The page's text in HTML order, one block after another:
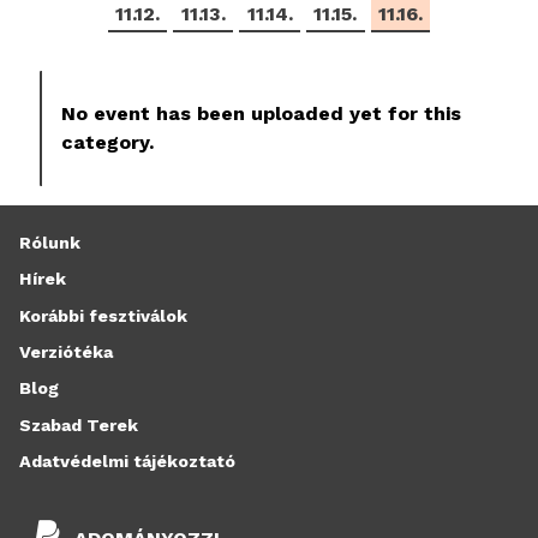
11.12.
11.13. 11.14. 11.15. 11.16.
No event has been uploaded yet for this
category.
Rólunk
Hírek
Korábbi fesztiválok
Verziótéka
Blog
Szabad Terek
Adatvédelmi tájékoztató